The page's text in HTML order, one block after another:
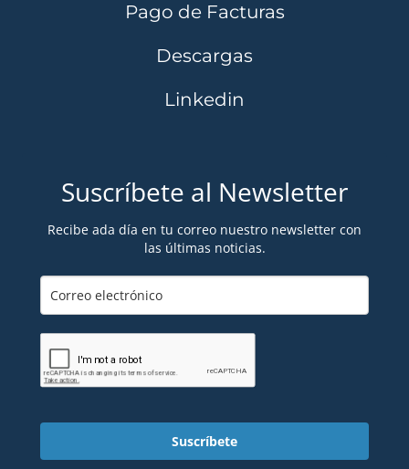
Pago de Facturas
Descargas
Linkedin
Suscríbete al Newsletter
Recibe ada día en tu correo nuestro newsletter con
las últimas noticias.
Suscríbete